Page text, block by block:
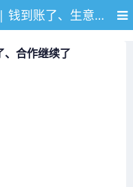
以案说法 | 钱到账了、生意保住了、合作继续了
合作继续了